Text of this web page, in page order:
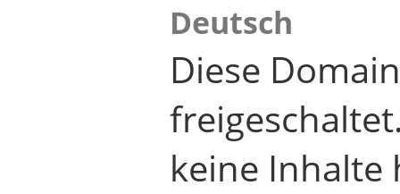
Deutsch
Diese
keine Inhalte